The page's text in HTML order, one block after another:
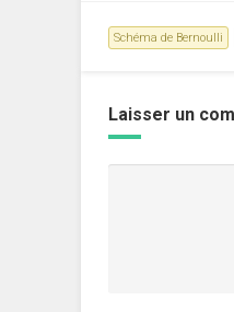
Schéma de Bernoulli
Laisser un